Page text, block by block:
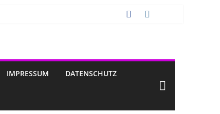
IMPRESSUM DATENSCHUTZ